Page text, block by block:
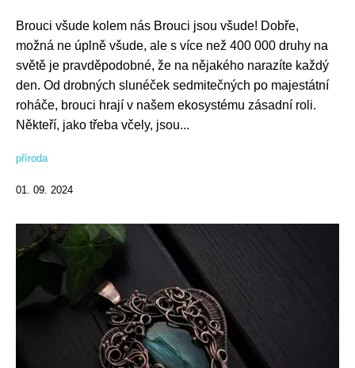
Brouci všude kolem nás Brouci jsou všude! Dobře,
možná ne úplně všude, ale s více než 400 000 druhy na
světě je pravděpodobné, že na nějakého narazíte každý
den. Od drobných slunéček sedmitečných po majestátní
roháče, brouci hrají v našem ekosystému zásadní roli.
Někteří, jako třeba včely, jsou...
příroda
01. 09. 2024